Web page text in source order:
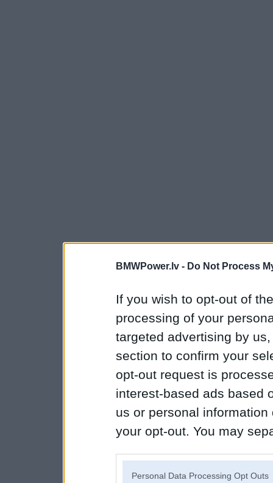
BMWPower.lv - Do Not Process
If you wish to opt-out of
processing of your
targeted advertising by
section to confirm your
opt-out request is
interest-based ads based
us or personal
your opt-out. You may
Personal Data Processing Opt Outs